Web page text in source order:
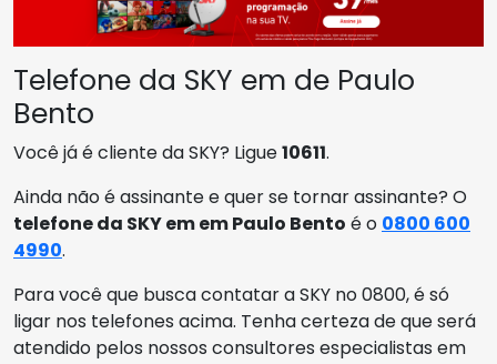
Telefone da SKY em de Paulo
Bento
Você já é cliente da SKY? Ligue10611.
Ainda não é assinante e quer se tornar assinante? O
telefone da SKY em em Paulo Bento é o 0800 600
4990.
Para você que busca contatar a SKY no 0800, é só
ligar nos telefones acima. Tenha certeza de que será
atendido pelos nossos consultores especialistas em